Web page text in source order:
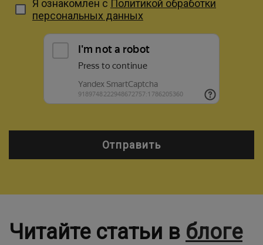
Я ознакомлен с Политикой обработки
персональных данных
Отправить
Читайте статьи в блоге